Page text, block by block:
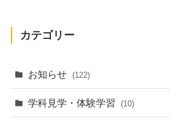
カテゴリー
お知らせ (122)
学科見学・体験学習 (10)